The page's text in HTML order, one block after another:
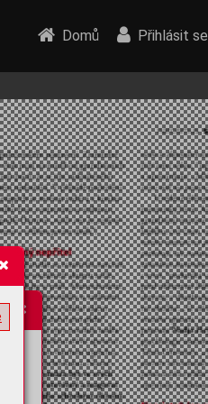
Domů Přihlásit se